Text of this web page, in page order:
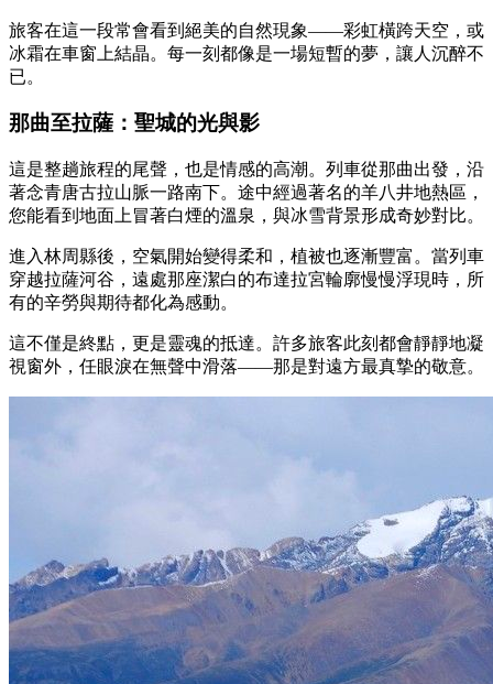
旅客在這一段常會看到絕美的自然現象——彩虹橫跨天空，或
冰霜在車窗上結晶。每一刻都像是一場短暫的夢，讓人沉醉不
已。
那曲至拉薩：聖城的光與影
這是整趟旅程的尾聲，也是情感的高潮。列車從那曲出發，沿
著念青唐古拉山脈一路南下。途中經過著名的羊八井地熱區，
您能看到地面上冒著白煙的溫泉，與冰雪背景形成奇妙對比。
進入林周縣後，空氣開始變得柔和，植被也逐漸豐富。當列車
穿越拉薩河谷，遠處那座潔白的布達拉宮輪廓慢慢浮現時，所
有的辛勞與期待都化為感動。
這不僅是終點，更是靈魂的抵達。許多旅客此刻都會靜靜地凝
視窗外，任眼淚在無聲中滑落——那是對遠方最真摯的敬意。